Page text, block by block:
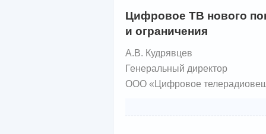
Цифровое ТВ нового
и ограничения
А.В. Кудрявцев
Генеральный директор
ООО «Цифровое